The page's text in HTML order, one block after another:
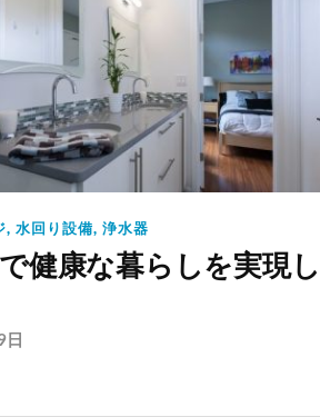
, 水回り設備, 浄水器
健康な暮らしを実現し
日